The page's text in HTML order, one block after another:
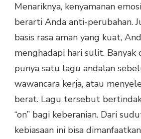
Menariknya, kenyamanan
berarti Anda anti-perubahan.
basis rasa aman yang kuat,
menghadapi hari sulit.
punya satu lagu andalan
wawancara kerja, atau
berat. Lagu tersebut
“on” bagi keberanian. Dari
kebiasaan ini bisa